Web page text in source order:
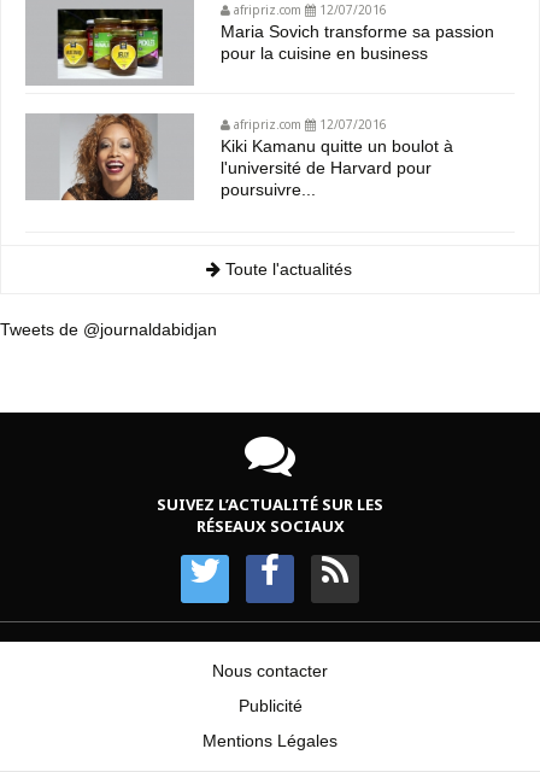
afripriz.com 12/07/2016
Maria Sovich transforme sa passion
pour la cuisine en business
afripriz.com 12/07/2016
Kiki Kamanu quitte un boulot à
l'université de Harvard pour
poursuivre...
Toute l'actualités
Tweets de @journaldabidjan
SUIVEZ L’ACTUALITÉ SUR LES
RÉSEAUX SOCIAUX
Nous contacter
Publicité
Mentions Légales